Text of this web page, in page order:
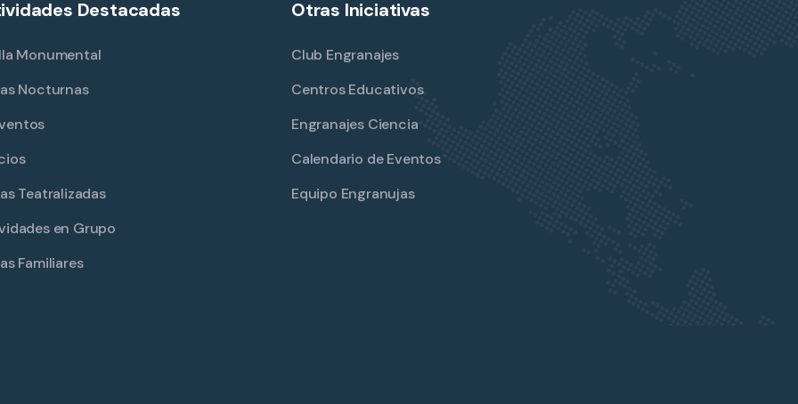
Destacadas
Monumental
Nocturnas
Teatralizadas
en Grupo
Familiares
Otras Iniciativas
Club Engranajes
Centros Educativos
Engranajes Ciencia
Calendario de Eventos
Equipo Engranujas